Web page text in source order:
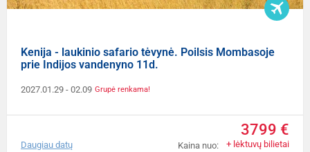
Kenija - laukinio safario tėvynė. Poilsis Mombasoje
prie Indijos vandenyno 11d.
2027.01.29 - 02.09 Grupė renkama!
Kaina nuo:
3799 €
+ lėktuvų bilietai
Daugiau datų